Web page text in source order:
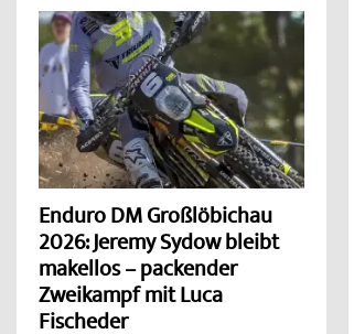
Enduro DM Großlöbichau
2026: Jeremy Sydow bleibt
makellos – packender
Zweikampf mit Luca
Fischeder